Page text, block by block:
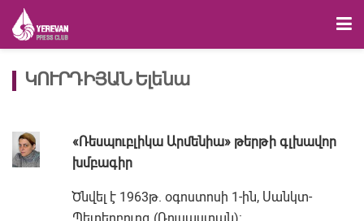
ԿՈՒՐԴԻՅԱՆ Ելենա
«Ռեսպուբլիկա Արմենիա» թերթի գլխավոր
խմբագիր
Ծնվել է 1963թ. օգոստոսի 1-ին, Սանկտ-